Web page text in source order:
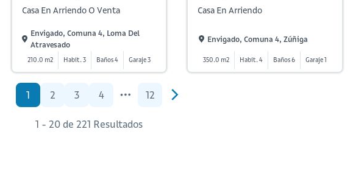
Casa En Arriendo O Venta
Envigado, Comuna 4, Loma Del
Atravesado
210.0 m2 Habit. 3 Baños 4 Garaje 3
Casa En Arriendo
Envigado, Comuna 4, Zúñiga
350.0 m2 Habit. 4 Baños 6 Garaje 1
1 2 3 4 12
1 - 20 de 221 Resultados